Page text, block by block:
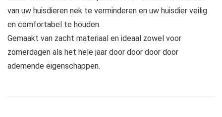
van uw huisdieren nek te verminderen en uw huisdier veilig
en comfortabel te houden.
Gemaakt van zacht materiaal en ideaal zowel voor
zomerdagen als het hele jaar door door door door
ademende eigenschappen.